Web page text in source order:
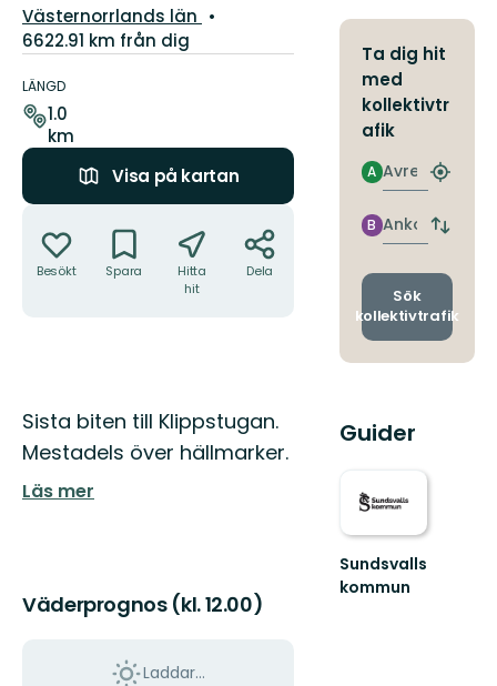
Län:
Västernorrlands län
6622.91 km från dig
om
leden
LÄNGD
1.0
km
Visa på kartan
Besökt Spara
Hitta
hit
Dela
Beskrivning
Sista biten till Klippstugan.
Mestadels över hällmarker.
Läs mer
Väderprognos (kl. 12.00)
Laddar...
Ta dig hit
med
kollektivtr
afik
Avresa
A
Hitta
Ankomst
B
Byt
och
Sök
kollektivtrafik
Guider
Sundsvalls
kommun